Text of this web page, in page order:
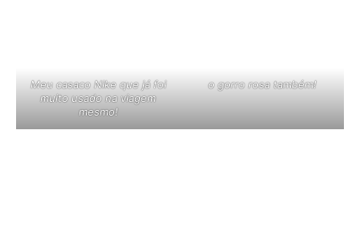
Meu casaco Nike que já foi
muito usado na viagem
mesmo!
o gorro rosa também!